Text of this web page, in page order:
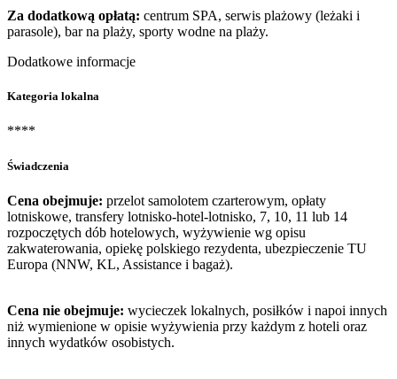
Za dodatkową opłatą: centrum SPA, serwis plażowy (leżaki i
parasole), bar na plaży, sporty wodne na plaży.
Dodatkowe informacje
Kategoria lokalna
****
Świadczenia
Cena obejmuje: przelot samolotem czarterowym, opłaty
lotniskowe, transfery lotnisko-hotel-lotnisko, 7, 10, 11 lub 14
rozpoczętych dób hotelowych, wyżywienie wg opisu
zakwaterowania, opiekę polskiego rezydenta, ubezpieczenie TU
Europa (NNW, KL, Assistance i bagaż).
Cena nie obejmuje: wycieczek lokalnych, posiłków i napoi innych
niż wymienione w opisie wyżywienia przy każdym z hoteli oraz
innych wydatków osobistych.